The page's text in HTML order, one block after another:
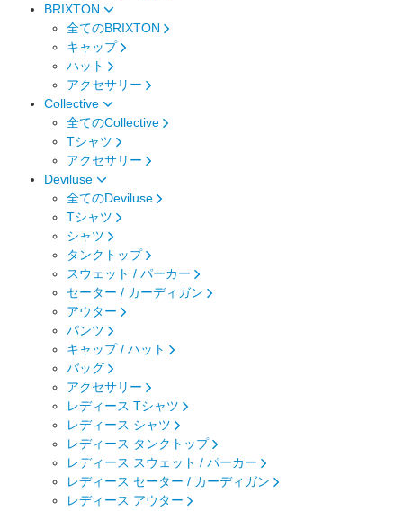
BRIXTON
全てのBRIXTON
キャップ
ハット
アクセサリー
Collective
全てのCollective
Tシャツ
アクセサリー
Deviluse
全てのDeviluse
Tシャツ
シャツ
タンクトップ
スウェット / パーカー
セーター / カーディガン
アウター
パンツ
キャップ / ハット
バッグ
アクセサリー
レディース Tシャツ
レディース シャツ
レディース タンクトップ
レディース スウェット / パーカー
レディース セーター / カーディガン
レディース アウター